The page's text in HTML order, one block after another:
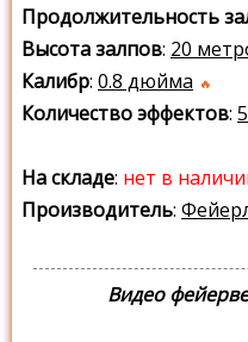
Продолжительность
Высота залпов: 20
Калибр: 0.8 дюйма
Количество эффектов:
На складе: нет в
Производитель:
Видео